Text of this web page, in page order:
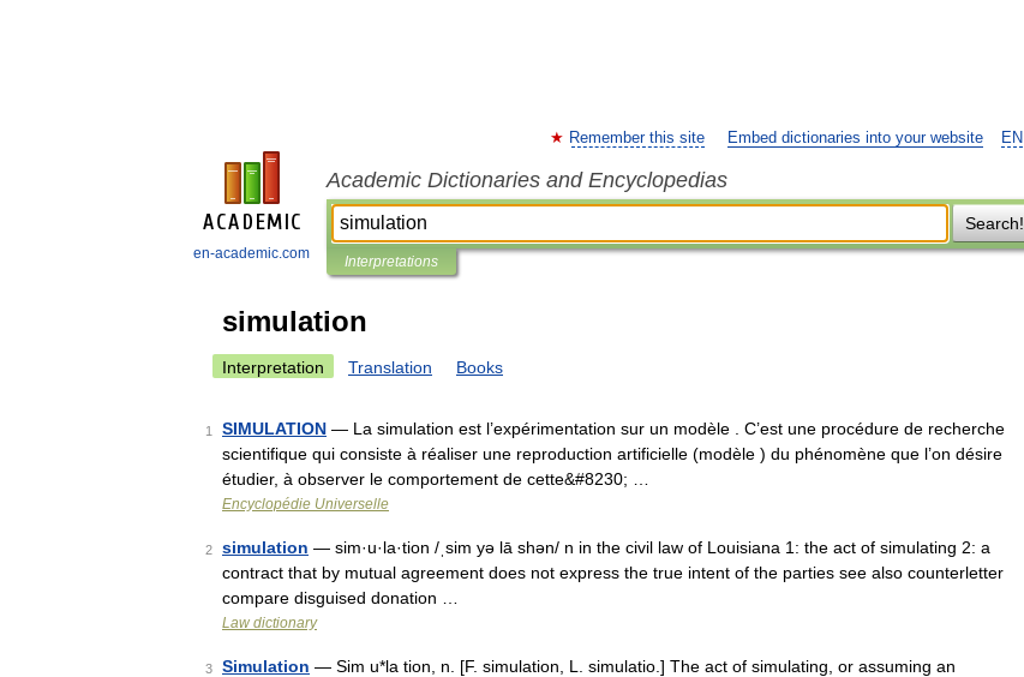
en-academic.com
EN
Remember this site Embed dictionaries into your website
Academic Dictionaries and Encyclopedias
Search!
Interpretations
simulation
Interpretation Translation Books
1 SIMULATION — La simulation est l’expérimentation sur un modèle . C’est une procédure de recherche
scientifique qui consiste à réaliser une reproduction artificielle (modèle ) du phénomène que l’on désire
étudier, à observer le comportement de cette&#8230; …
Encyclopédie Universelle
2 simulation — sim·u·la·tion /ˌsim yə lā shən/ n in the civil law of Louisiana 1: the act of simulating 2: a
contract that by mutual agreement does not express the true intent of the parties see also counterletter
compare disguised donation …
Law dictionary
3 Simulation — Sim u*la tion, n. [F. simulation, L. simulatio.] The act of simulating, or assuming an